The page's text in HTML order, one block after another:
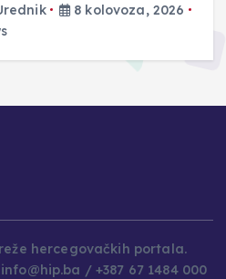
8 kolovoza, 2026
hercegovačkih portala.
/ +387 67 1484 000